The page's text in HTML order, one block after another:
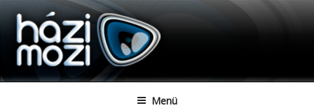
Tartalomhoz
HAZIMOZI
Menü